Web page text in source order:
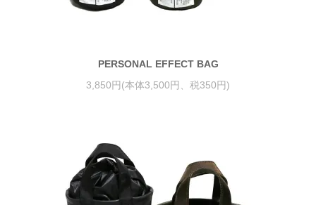
PERSONAL EFFECT BAG
3,850円(本体3,500円、税350円)